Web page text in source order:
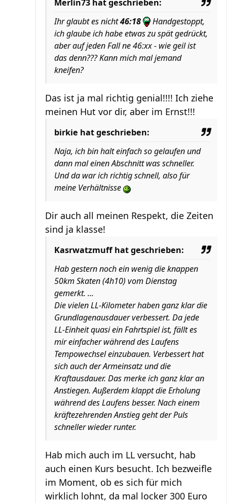
Merlin73 hat geschrieben:
Ihr glaubt es nicht46:18
Handgestoppt,
ich glaube ich habe etwas zu spät gedrückt,
aber auf jeden Fall ne 46:xx - wie geil ist
das denn??? Kann mich mal jemand
kneifen?
Das ist ja mal richtig genial!!!! Ich ziehe
meinen Hut vor dir, aber im Ernst!!!
birkie hat geschrieben:
Naja, ich bin halt einfach so gelaufen und
dann mal einen Abschnitt was schneller.
Und da war ich richtig schnell, also für
meine Verhältnisse
Dir auch all meinen Respekt, die Zeiten
sind ja klasse!
Kasrwatzmuff hat geschrieben:
Hab gestern noch ein wenig die knappen
50km Skaten (4h10) vom Dienstag
gemerkt. ...
Die vielen LL-Kilometer haben ganz klar die
Grundlagenausdauer verbessert. Da jede
LL-Einheit quasi ein Fahrtspiel ist, fällt es
mir einfacher während des Laufens
Tempowechsel einzubauen. Verbessert hat
sich auch der Armeinsatz und die
Kraftausdauer. Das merke ich ganz klar an
Anstiegen. Außerdem klappt die Erholung
während des Laufens besser. Nach einem
kräftezehrenden Anstieg geht der Puls
schneller wieder runter.
Hab mich auch im LL versucht, hab
auch einen Kurs besucht. Ich bezweifle
im Moment, ob es sich für mich
wirklich lohnt, da mal locker 300 Euro